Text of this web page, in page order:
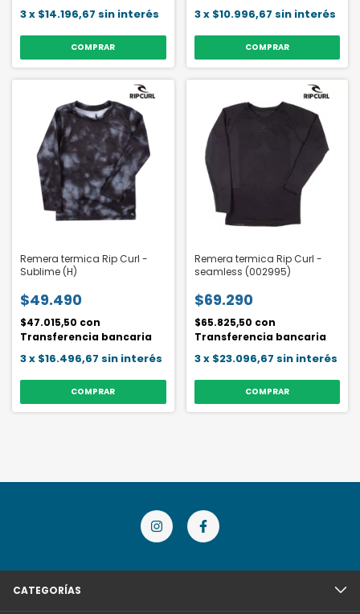
3x $14.196,67 sin interés
COMPRAR
3x $10.996,67 sin interés
COMPRAR
Remera termica Rip Curl -
Sublime (H)
$49.490
$47.015,50 con
Transferencia bancaria
3x $16.496,67 sin interés
COMPRAR
Remera termica Rip Curl -
seamless (002995)
$69.290
$65.825,50 con
Transferencia bancaria
3x $23.096,67 sin interés
COMPRAR
CATEGORÍAS